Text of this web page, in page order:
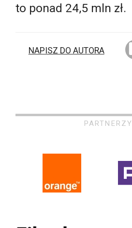
to ponad 24,5 mln zł.
NAPISZ DO AUTORA
PARTNERZY